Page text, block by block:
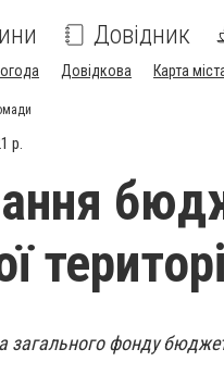
Довідник
Довідкова Карта
р.
загального фонду